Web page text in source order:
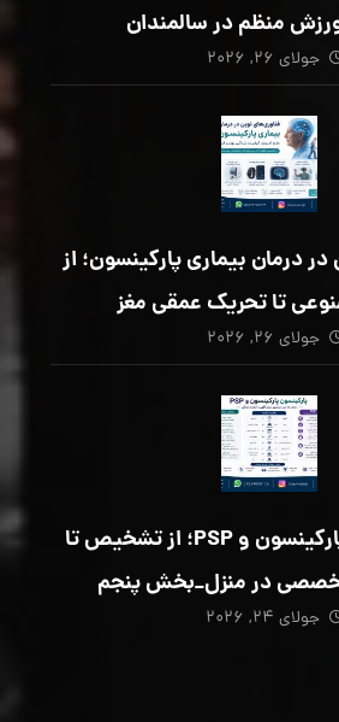
منظم در سالمندان
جولای ۲۶, ۲۰۲۶
درمان بیماری پارکینسون؛ از
تا تحریک عمقی مغز
جولای ۲۶, ۲۰۲۶
تفاوت بیماری پارکینسون و PSP؛ از تشخیص تا
در منزل_بخش پنجم
جولای ۲۴, ۲۰۲۶